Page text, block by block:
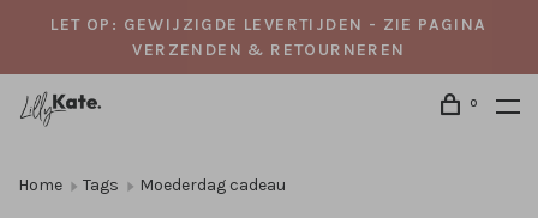
LET OP: GEWIJZIGDE LEVERTIJDEN - ZIE PAGINA
VERZENDEN & RETOURNEREN
0
Home Tags Moederdag cadeau